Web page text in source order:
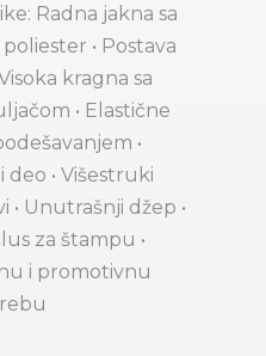
Radna jakna sa
• Postava
kragna sa
• Elastične
•
• Višestruki
Unutrašnji džep •
za štampu •
i promotivnu